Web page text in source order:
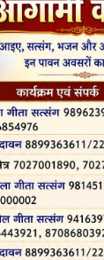
Ji.mp3
KANTH
Bindu Ji
Indresh Ji
Best